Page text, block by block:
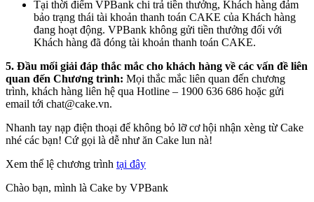
Tại thời điểm VPBank chi trả tiền thưởng, Khách hàng đảm
bảo trạng thái tài khoản thanh toán CAKE của Khách hàng
đang hoạt động. VPBank không gửi tiền thưởng đối với
Khách hàng đã đóng tài khoản thanh toán CAKE.
5. Đầu mối giải đáp thắc mắc cho khách hàng về các vấn đề liên
quan đến Chương trình: Mọi thắc mắc liên quan đến chương
trình, khách hàng liên hệ qua Hotline – 1900 636 686 hoặc gửi
email tới chat@cake.vn.
Nhanh tay nạp điện thoại để không bỏ lỡ cơ hội nhận xèng từ Cake
nhé các bạn! Cứ gọi là dễ như ăn Cake lun nà!
Xem thể lệ chương trình tại đây
Chào bạn, mình là Cake by VPBank